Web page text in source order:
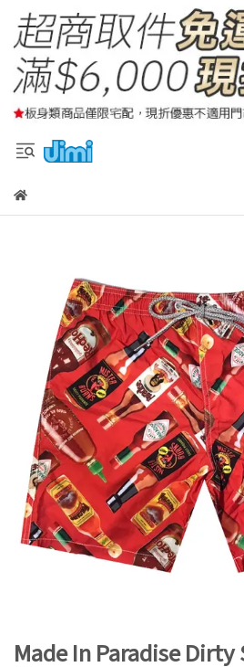
Made In Paradise Dirty